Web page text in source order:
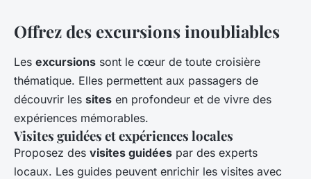
Offrez des excursions inoubliables
Les excursions sont le cœur de toute croisière
thématique. Elles permettent aux passagers de
découvrir les sites en profondeur et de vivre des
expériences mémorables.
Visites guidées et expériences locales
Proposez des visites guidées par des experts
locaux. Les guides peuvent enrichir les visites avec